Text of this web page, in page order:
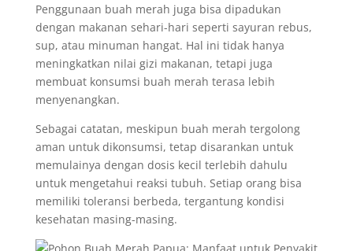
Penggunaan buah merah juga bisa dipadukan
dengan makanan sehari-hari seperti sayuran rebus,
sup, atau minuman hangat. Hal ini tidak hanya
meningkatkan nilai gizi makanan, tetapi juga
membuat konsumsi buah merah terasa lebih
menyenangkan.
Sebagai catatan, meskipun buah merah tergolong
aman untuk dikonsumsi, tetap disarankan untuk
memulainya dengan dosis kecil terlebih dahulu
untuk mengetahui reaksi tubuh. Setiap orang bisa
memiliki toleransi berbeda, tergantung kondisi
kesehatan masing-masing.